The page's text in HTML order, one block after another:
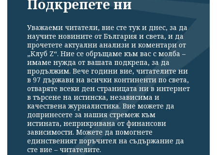
Подкрепете ни
Уважаеми читатели, вие сте тук и днес, за да
научите новините от България и света, и да
прочетете актуални анализи и коментари от
„Клуб Z“. Ние се обръщаме към вас с молба –
имаме нужда от вашата подкрепа, за да
продължим. Вече години вие, читателите ни
в 97 държави на всички континенти по света,
отваряте всеки ден страницата ни в интернет
в търсене на истинска, независима и
качествена журналистика. Вие можете да
допринесете за нашия стремеж към
истината, неприкривана от финансови
зависимости. Можете да помогнете
единственият поръчител на съдържание да
сте вие – читателите.